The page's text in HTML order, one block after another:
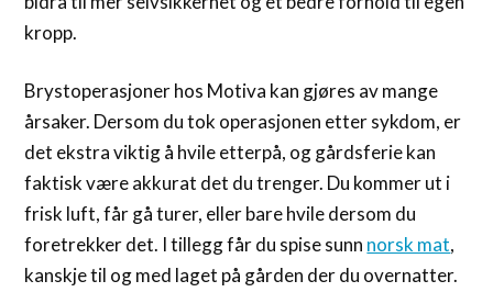
kropp.
Brystoperasjoner hos Motiva kan gjøres av mange
årsaker. Dersom du tok operasjonen etter sykdom, er
det ekstra viktig å hvile etterpå, og gårdsferie kan
faktisk være akkurat det du trenger. Du kommer ut i
frisk luft, får gå turer, eller bare hvile dersom du
foretrekker det. I tillegg får du spise sunn norsk mat,
kanskje til og med laget på gården der du overnatter.